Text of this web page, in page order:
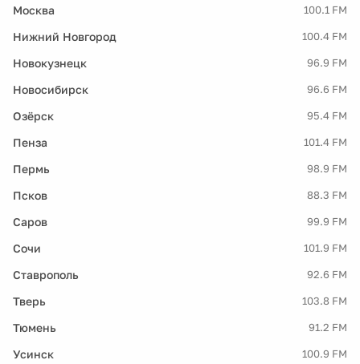
Москва 100.1 FM
Нижний Новгород 100.4 FM
Новокузнецк 96.9 FM
Новосибирск 96.6 FM
Озёрск 95.4 FM
Пенза 101.4 FM
Пермь 98.9 FM
Псков 88.3 FM
Саров 99.9 FM
Сочи 101.9 FM
Ставрополь 92.6 FM
Тверь 103.8 FM
Тюмень 91.2 FM
Усинск 100.9 FM